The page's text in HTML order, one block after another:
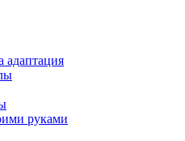
руками